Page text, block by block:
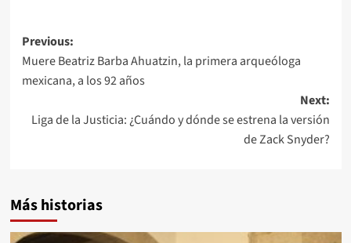
Post
navigation
Previous:
Muere Beatriz Barba Ahuatzin, la primera arqueóloga
mexicana, a los 92 años
Next:
Liga de la Justicia: ¿Cuándo y dónde se estrena la versión
de Zack Snyder?
Más historias